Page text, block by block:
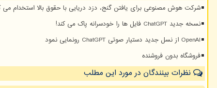
شرکت هوش مصنوعی برای یافتن گنج، دزد دریایی با حقوق بالا استخدام می
نسخه جدید ChatGPT فایل ها را خودسرانه پاک می کند!
OpenAI از نسل جدید دستیار صوتی ChatGPT رونمایی نمود
فروشگاه بدون فروشنده
نظرات بینندگان در مورد این مطلب